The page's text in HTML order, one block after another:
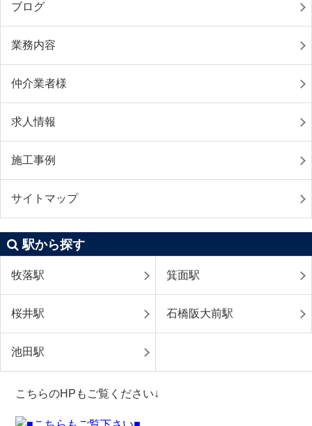
ブログ
業務内容
仲介業者様
求人情報
施工事例
サイトマップ
駅から探す
牧落駅 箕面駅
桜井駅 石橋阪大前駅
池田駅
こちらのHPもご覧ください↓